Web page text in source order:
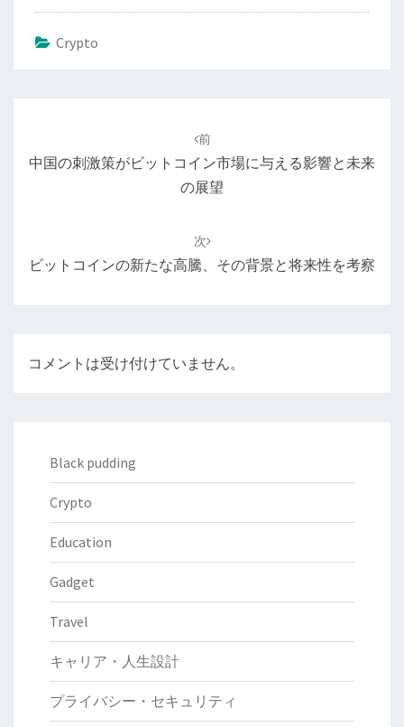
Crypto
ナ
ョ
前
中国の刺激策がビットコイン市場に与える影響と未来
の展望
次
ビットコインの新たな高騰、その背景と将来性を考察
コメントは受け付けていません。
Black pudding
Crypto
Education
Gadget
Travel
キャリア・人生設計
プライバシー・セキュリティ